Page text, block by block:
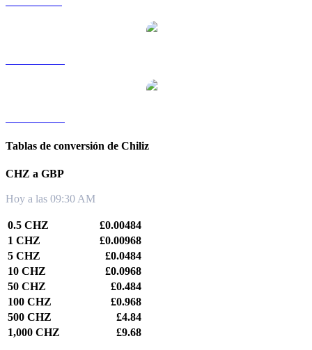
Tablas de conversión de Chiliz
CHZ a GBP
Hoy a las 09:30 AM
0.5 CHZ
£0.00484
1 CHZ
£0.00968
5 CHZ
£0.0484
10 CHZ
£0.0968
50 CHZ
£0.484
100 CHZ
£0.968
500 CHZ
£4.84
1,000 CHZ
£9.68